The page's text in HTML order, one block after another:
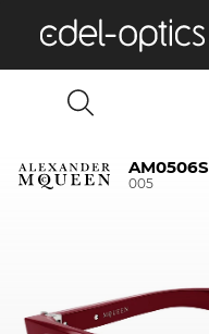
AM0506S
005